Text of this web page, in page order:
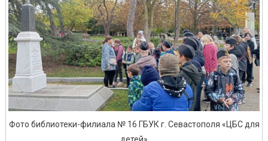
Фото библиотеки-филиала № 16 ГБУК г. Севастополя «ЦБС для
детей»